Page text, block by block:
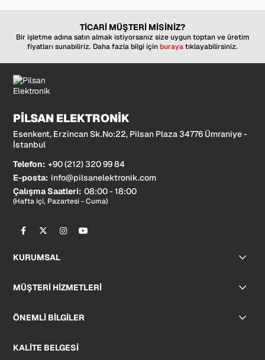
TİCARİ MÜŞTERİ MİSİNİZ?
Bir işletme adına satın almak istiyorsanız size uygun toptan ve üretim
fiyatları sunabiliriz. Daha fazla bilgi için burayatıklayabilirsiniz.
PİLSAN ELEKTRONİK
Esenkent, Erzincan Sk.No:22, Pilsan Plaza 34776 Ümraniye -
İstanbul
Telefon: +90 (212) 320 99 84
E-posta: info@pilsanelektronik.com
Çalışma Saatleri: 08:00 - 18:00
(Hafta içi, Pazartesi - Cuma)
KURUMSAL
MÜŞTERİ HİZMETLERİ
ÖNEMLİ BİLGİLER
KALİTE BELGESİ